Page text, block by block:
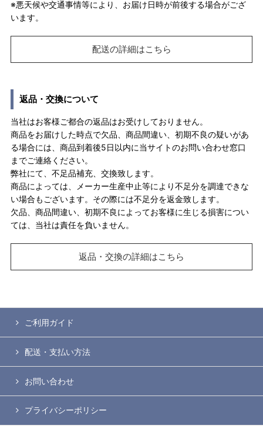
※悪天候や交通事情等により、お届け日時が前後する場合がござ
います。
配送の詳細はこちら
返品・交換について
当社はお客様ご都合の返品はお受けしておりません。
商品をお届けした時点で欠品、商品間違い、初期不良の疑いがあ
る場合には、商品到着後5日以内に当サイトのお問い合わせ窓口
までご連絡ください。
弊社にて、不足品補充、交換致します。
商品によっては、メーカー生産中止等により不足分を調達できな
い場合もございます。その際には不足分を返金致します。
欠品、商品間違い、初期不良によってお客様に生じる損害につい
ては、当社は責任を負いません。
返品・交換の詳細はこちら
ご利用ガイド
配送・支払い方法
お問い合わせ
プライバシーポリシー